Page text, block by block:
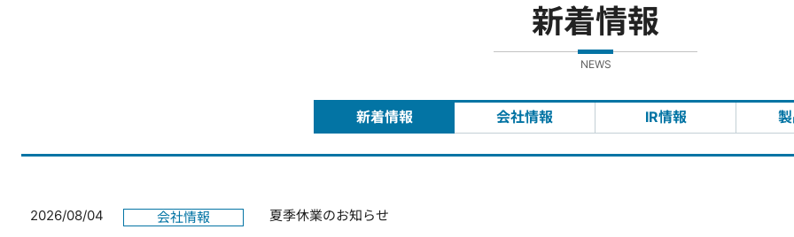
新着情報
NEWS
新着情報 会社情報 IR情報
2026/08/04 会社情報 夏季休業のお知らせ